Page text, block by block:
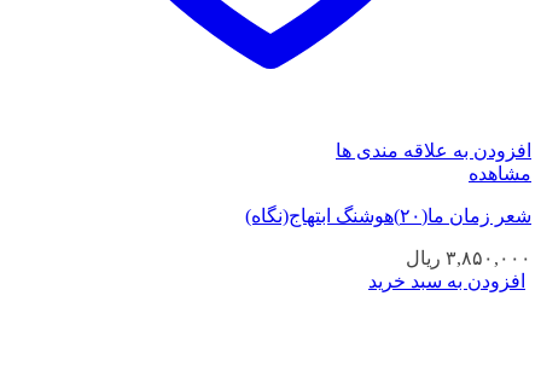
افزودن به علاقه مندی ها
مشاهده
شعر زمان ما(۲۰)هوشنگ ابتهاج(نگاه)
۳,۸۵۰,۰۰۰ ریال
افزودن به سبد خرید